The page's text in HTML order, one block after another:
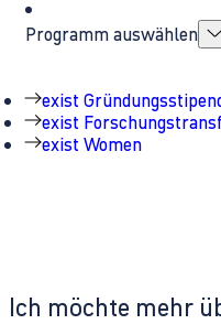
Ich möchte mehr
Programm auswählen
exist
exist
exist Women